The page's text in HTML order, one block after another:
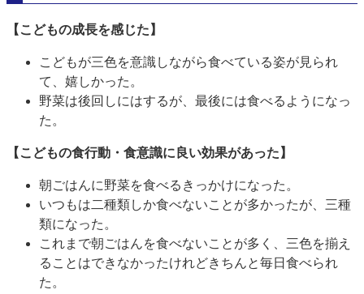
【こどもの成長を感じた】
こどもが三色を意識しながら食べている姿が見られ
て、嬉しかった。
野菜は後回しにはするが、最後には食べるようになっ
た。
【こどもの食行動・食意識に良い効果があった】
朝ごはんに野菜を食べるきっかけになった。
いつもは二種類しか食べないことが多かったが、三種
類になった。
これまで朝ごはんを食べないことが多く、三色を揃え
ることはできなかったけれどきちんと毎日食べられ
た。